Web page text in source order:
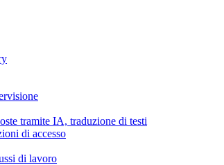
tramite IA, traduzione di testi
di accesso
di lavoro